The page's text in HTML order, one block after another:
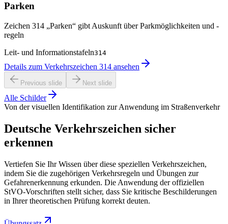
Parken
Zeichen 314 „Parken“ gibt Auskunft über Parkmöglichkeiten und -
regeln
Leit- und Informationstafeln314
Details zum Verkehrszeichen 314 ansehen
Previous slide Next slide
Alle Schilder
Von der visuellen Identifikation zur Anwendung im Straßenverkehr
Deutsche Verkehrszeichen sicher
erkennen
Vertiefen Sie Ihr Wissen über diese speziellen Verkehrszeichen,
indem Sie die zugehörigen Verkehrsregeln und Übungen zur
Gefahrenerkennung erkunden. Die Anwendung der offiziellen
StVO-Vorschriften stellt sicher, dass Sie kritische Beschilderungen
in Ihrer theoretischen Prüfung korrekt deuten.